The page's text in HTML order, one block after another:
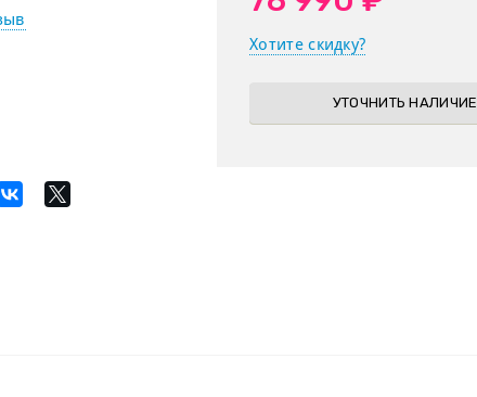
Хотите скидку?
УТОЧНИТЬ НАЛИЧИЕ